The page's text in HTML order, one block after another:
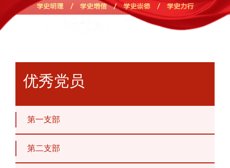
优秀党员
第一支部
第二支部